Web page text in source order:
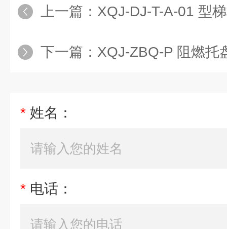
上一篇： XQJ-DJ-T-A-01 型
下一篇： XQJ-ZBQ-P 阻燃托
* 姓名：
* 电话：